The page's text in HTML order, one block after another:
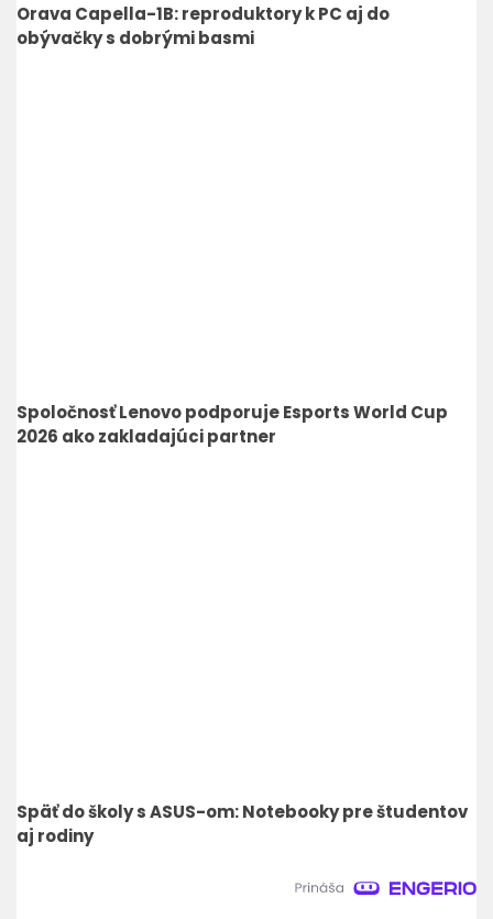
Orava Capella-1B: reproduktory k PC aj do
obývačky s dobrými basmi
Spoločnosť Lenovo podporuje Esports World Cup
2026 ako zakladajúci partner
Späť do školy s ASUS-om: Notebooky pre študentov
aj rodiny